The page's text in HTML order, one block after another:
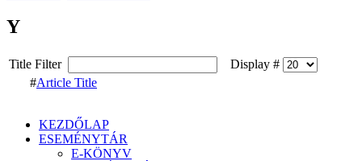
Y
Title Filter
Display #
#Article Title
KEZDŐLAP
ESEMÉNYTÁR
E-KÖNYV